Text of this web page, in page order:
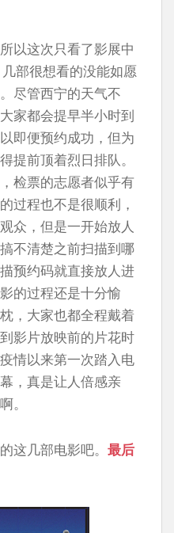
以这次只看了影展中
部很想看的没能如愿
尽管西宁的天气不
家都会提早半小时到
即便预约成功，但为
提前顶着烈日排队。
检票的志愿者似乎有
过程也不是很顺利，
众，但是一开始放人
不清楚之前扫描到哪
预约码就直接放人进
的过程还是十分愉
，大家也都全程戴着
影片放映前的片花时
情以来第一次踏入电
，真是让人倍感亲
。
这几部电影吧。 最后